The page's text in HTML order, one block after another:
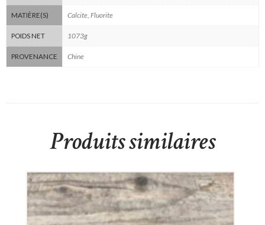
MATIÈRE(S) Calcite, Fluorite
POIDS NET 1073g
PROVENANCE Chine
Produits similaires